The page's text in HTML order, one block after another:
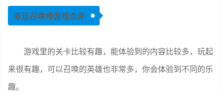
幸运召唤师游戏点评
游戏里的关卡比较有趣，能体验到的内容比较多，玩起
来很有趣，可以召唤的英雄也非常多，你会体验到不同的乐
趣。